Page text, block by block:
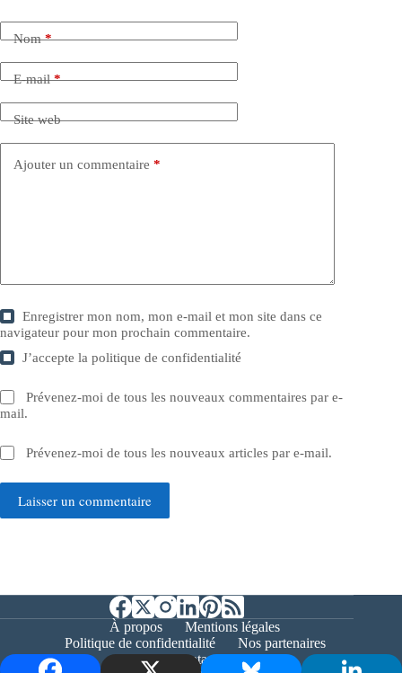
Nom*
E-mail*
Site web
Ajouter un commentaire *
Enregistrer mon nom, mon e-mail et mon site dans ce
navigateur pour mon prochain commentaire.
J’accepte lapolitique de confidentialité
Prévenez-moi de tous les nouveaux commentaires par e-
mail.
Prévenez-moi de tous les nouveaux articles par e-mail.
Laisser un commentaire
À propos
Mentions légales
Politique de confidentialité
Nos partenaires
Contact